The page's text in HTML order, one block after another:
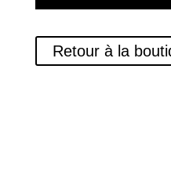
Retour à la